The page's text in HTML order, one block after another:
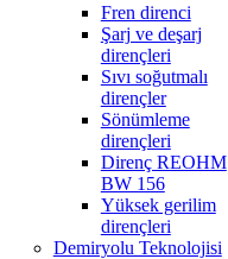
Fren direnci
Şarj ve deşarj
dirençleri
Sıvı soğutmalı
dirençler
Sönümleme
dirençleri
Direnç REOHM
BW 156
Yüksek gerilim
dirençleri
Demiryolu Teknolojisi